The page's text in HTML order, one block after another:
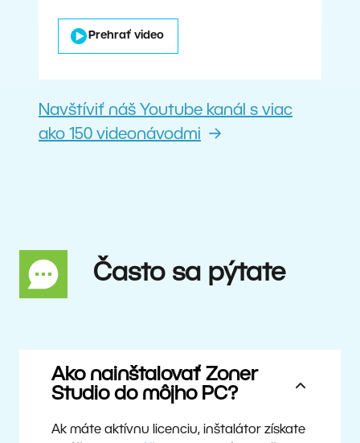
Prehrať video
Navštíviť náš Youtube kanál s viac
ako 150 videonávodmi
Často sa pýtate
Ako nainštalovať Zoner
Studio do môjho PC?
Ak máte aktívnu licenciu, inštalátor získate